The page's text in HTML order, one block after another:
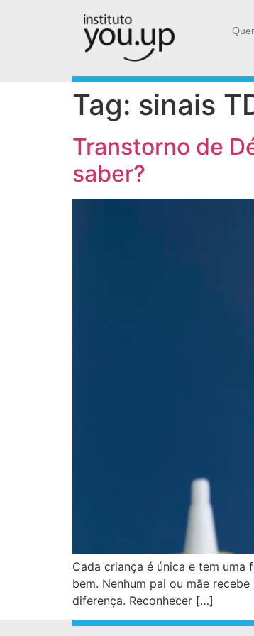
Tag: sinais
Transtorno de
saber?
Cada criança é única e tem
bem. Nenhum pai ou mãe
diferença. Reconhecer […]